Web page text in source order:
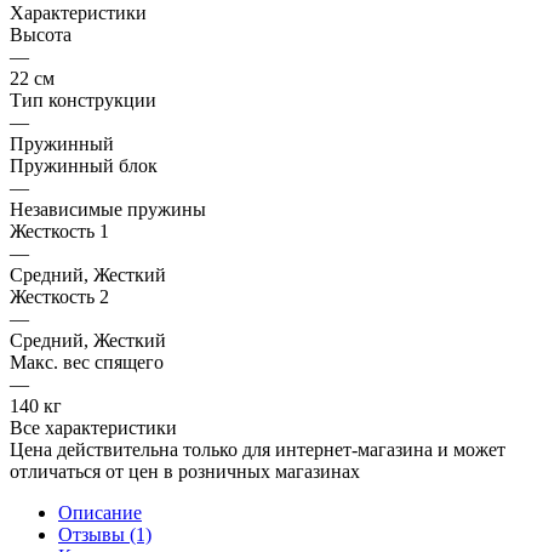
Характеристики
Высота
—
22 см
Тип конструкции
—
Пружинный
Пружинный блок
—
Независимые пружины
Жесткость 1
—
Средний, Жесткий
Жесткость 2
—
Средний, Жесткий
Макс. вес спящего
—
140 кг
Все характеристики
Цена действительна только для интернет-магазина и может
отличаться от цен в розничных магазинах
Описание
Отзывы (1)